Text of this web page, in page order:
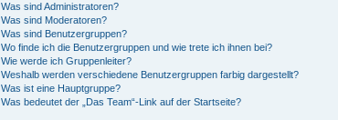
Was sind Administratoren?
Was sind Moderatoren?
Was sind Benutzergruppen?
Wo finde ich die Benutzergruppen und wie trete ich ihnen bei?
Wie werde ich Gruppenleiter?
Weshalb werden verschiedene Benutzergruppen farbig dargestellt?
Was ist eine Hauptgruppe?
Was bedeutet der „Das Team“-Link auf der Startseite?